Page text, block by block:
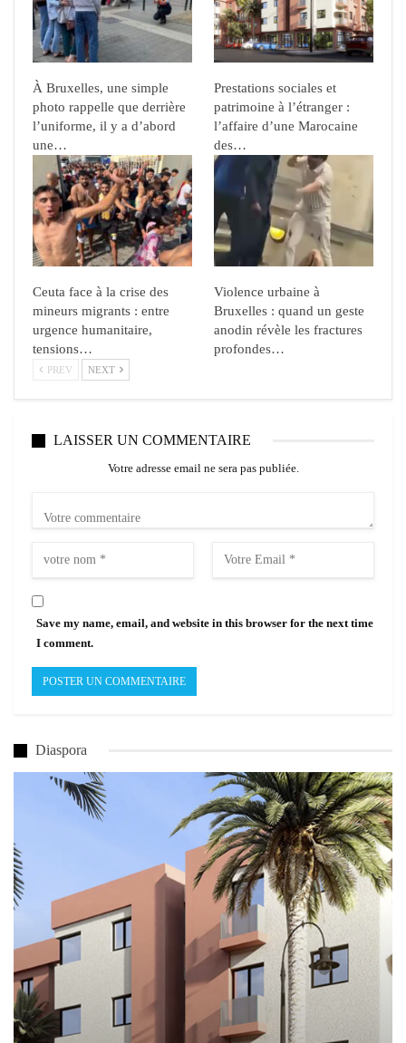
À Bruxelles, une simple
photo rappelle que derrière
l’uniforme, il y a d’abord
une…
Prestations sociales et
patrimoine à l’étranger :
l’affaire d’une Marocaine
des…
Ceuta face à la crise des
mineurs migrants : entre
urgence humanitaire,
tensions…
Violence urbaine à
Bruxelles : quand un geste
anodin révèle les fractures
profondes…
PREV NEXT
LAISSER UN COMMENTAIRE
Votre adresse email ne sera pas publiée.
Save my name, email, and website in this browser for the next time
I comment.
Diaspora